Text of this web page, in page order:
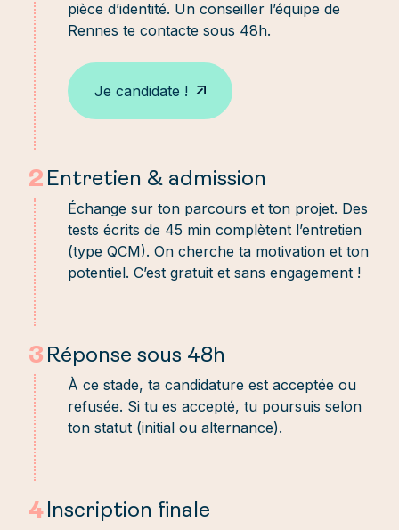
pièce d’identité. Un conseiller l’équipe de
Rennes te contacte sous 48h.
Je candidate !
2 Entretien & admission
Échange sur ton parcours et ton projet. Des
tests écrits de 45 min complètent l’entretien
(type QCM). On cherche ta motivation et ton
potentiel. C’est gratuit et sans engagement !
3 Réponse sous 48h
À ce stade, ta candidature est acceptée ou
refusée. Si tu es accepté, tu poursuis selon
ton statut (initial ou alternance).
4 Inscription finale